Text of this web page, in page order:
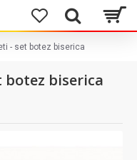
- set botez biserica
botez biserica